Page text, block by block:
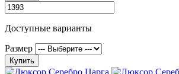
Доступные варианты
Размер
Купить